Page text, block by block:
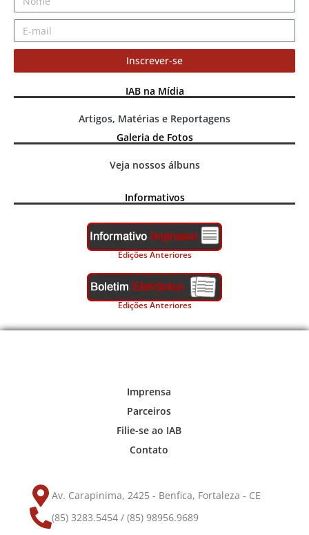
Inscrever-se
IAB na Mídia
Artigos, Matérias e Reportagens
Galeria de Fotos
Veja nossos álbuns
Informativos
Edições Anteriores
Edições Anteriores
Imprensa
Parceiros
Filie-se ao IAB
Contato
Av. Carapinima, 2425 - Benfica, Fortaleza - CE
(85) 3283.5454 / (85) 98956.9689